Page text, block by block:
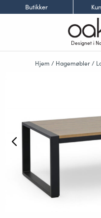
Butikker
Designet i
Hjem / Hagemøbler /